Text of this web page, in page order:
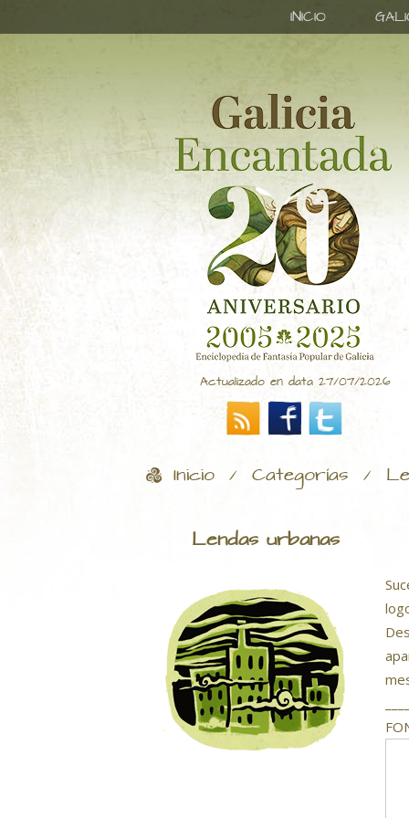
INICIO
Actualizado en data 27/07/2026
Inicio / Categorías /
Lendas urbanas